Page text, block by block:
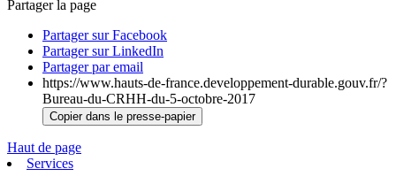
Partager la page
Partager sur Facebook
Partager sur LinkedIn
Partager par email
https://www.hauts-de-france.developpement-durable.gouv.fr/?
Bureau-du-CRHH-du-5-octobre-2017
Copier dans le presse-papier
Haut de page
Services